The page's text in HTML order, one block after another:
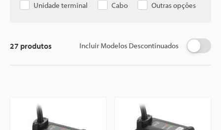
Unidade terminal
Cabo Outras opções
Incluir Modelos Descontinuados
27 produtos